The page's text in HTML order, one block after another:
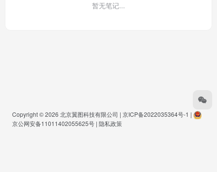
暂无笔记...
Copyright © 2026 北京翼图科技有限公司 | 京ICP备2022035364号-1 |
京公网安备11011402055625号 | 隐私政策